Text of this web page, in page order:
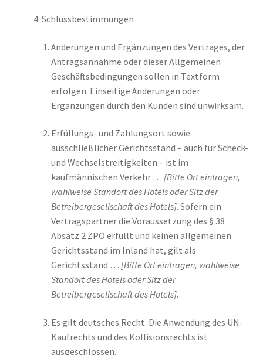
Schlussbestimmungen
Änderungen und Ergänzungen des Vertrages, der
Antragsannahme oder dieser Allgemeinen
Geschäftsbedingungen sollen in Textform
erfolgen. Einseitige Änderungen oder
Ergänzungen durch den Kunden sind unwirksam.
Erfüllungs- und Zahlungsort sowie
ausschließlicher Gerichtsstand – auch für Scheck-
und Wechselstreitigkeiten – ist im
kaufmännischen Verkehr … [Bitte Ort eintragen,
wahlweise Standort des Hotels oder Sitz der
Betreibergesellschaft des Hotels]. Sofern ein
Vertragspartner die Voraussetzung des § 38
Absatz 2 ZPO erfüllt und keinen allgemeinen
Gerichtsstand im Inland hat, gilt als
Gerichtsstand … [Bitte Ort eintragen, wahlweise
Standort des Hotels oder Sitz der
Betreibergesellschaft des Hotels].
Es gilt deutsches Recht. Die Anwendung des UN-
Kaufrechts und des Kollisionsrechts ist
ausgeschlossen.